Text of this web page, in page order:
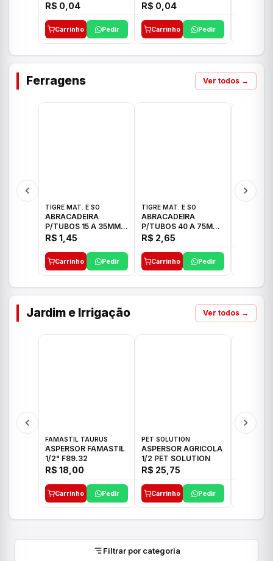
R$ 0,04
Carrinho Pedir
R$ 0,04
Carrinho Pedir
Ferragens Ver todos →
TIGRE MAT. E SO
ABRACADEIRA
P/TUBOS 15 A 35MM
TIGRE
R$ 1,45
Carrinho Pedir
TIGRE MAT. E SO
ABRACADEIRA
P/TUBOS 40 A 75MM
TIGRE
R$ 2,65
Carrinho Pedir
Jardim e Irrigação Ver todos →
FAMASTIL TAURUS
ASPERSOR FAMASTIL
1/2" F89.32
R$ 18,00
Carrinho Pedir
PET SOLUTION
ASPERSOR AGRICOLA
1/2 PET SOLUTION
R$ 25,75
Carrinho Pedir
Filtrar por categoria